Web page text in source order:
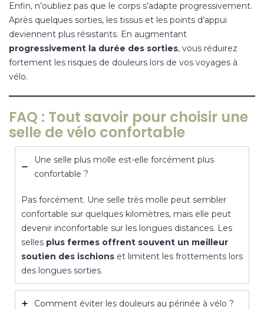
Enfin, n’oubliez pas que le corps s’adapte progressivement.
Après quelques sorties, les tissus et les points d’appui
deviennent plus résistants. En augmentant
progressivement la durée des sorties, vous réduirez
fortement les risques de douleurs lors de vos voyages à
vélo.
FAQ : Tout savoir pour choisir une
selle de vélo confortable
Une selle plus molle est-elle forcément plus
confortable ?
Pas forcément. Une selle très molle peut sembler
confortable sur quelques kilomètres, mais elle peut
devenir inconfortable sur les longues distances. Les
selles plus fermes offrent souvent un meilleur
soutien des ischions et limitent les frottements lors
des longues sorties.
Comment éviter les douleurs au périnée à vélo ?